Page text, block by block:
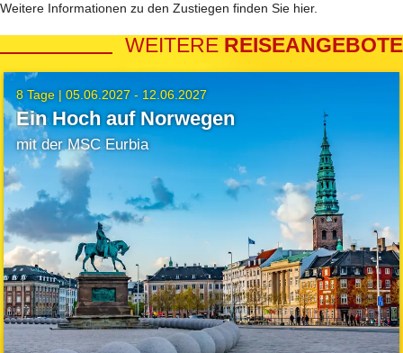
Weitere Informationen zu den Zustiegen finden Sie hier.
WEITERE REISEANGEBOTE
8 Tage |05.06.2027 - 12.06.2027
Ein Hoch auf Norwegen
mit der MSC Eurbia